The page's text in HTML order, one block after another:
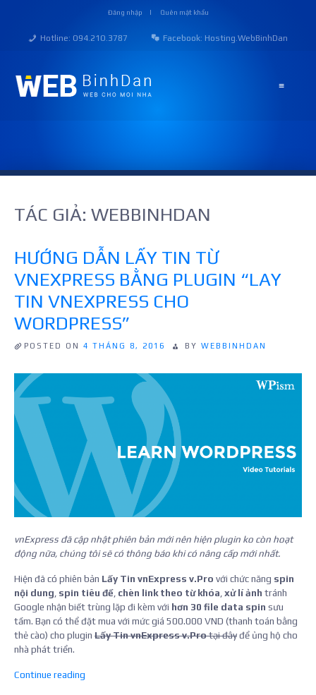
Đăng nhập Quên mật khẩu
Hotline: O94.21O.3787 Facebook: Hosting.WebBinhDan
≡
TÁC GIẢ: WEBBINHDAN
HƯỚNG DẪN LẤY TIN TỪ
VNEXPRESS BẰNG PLUGIN “LAY
TIN VNEXPRESS CHO
WORDPRESS”
POSTED ON 4 THÁNG 8, 2016 BY WEBBINHDAN
vnExpress đã cập nhật phiên bản mới nên hiện plugin ko còn hoạt
động nữa, chúng tôi sẽ có thông báo khi có nâng cấp mới nhất.
Hiện đã có phiên bản Lấy Tin vnExpress v.Pro với chức năng spin
nội dung spin tiêu đề chèn link theo từ khóa xử lí ảnh tránh
Google nhận biết trùng lặp đi kèm với hơn 30 file data spin sưu
tầm. Bạn có thể đặt mua với mức giá 500.000 VND (thanh toán bằng
thẻ cào) cho plugin Lấy Tin vnExpress v.Protại đâyđể ủng hộ cho
nhà phát triển.
Continue reading